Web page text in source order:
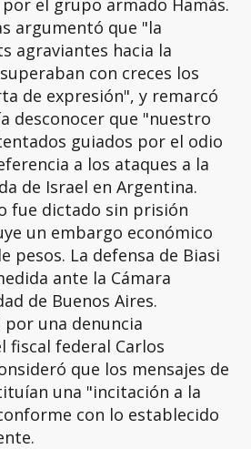
el grupo armado Hamás.
argumentó que "la
agraviantes hacia la
con creces los
de expresión", y remarcó
desconocer que "nuestro
guiados por el odio
a los ataques a la
de Israel en Argentina.
fue dictado sin prisión
un embargo económico
pesos. La defensa de Biasi
ante la Cámara
de Buenos Aires.
por una denuncia
fiscal federal Carlos
que los mensajes de
una "incitación a la
con lo establecido